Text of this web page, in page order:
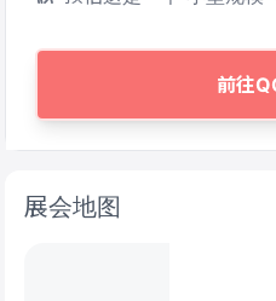
前往
展会地图